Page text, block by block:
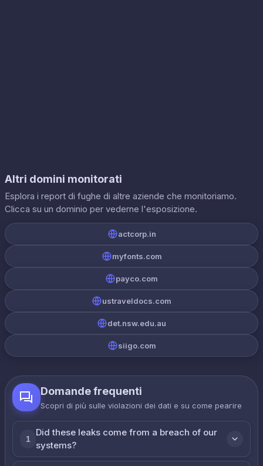
Altri domini monitorati
Esplora i report di fughe di altre aziende che monitoriamo.
Clicca su un dominio per vederne l'esposizione.
actcorp.in
myfonts.com
payco.com
ustraveldocs.com
det.nsw.edu.au
siigo.com
Domande frequenti
Scopri di più sulle violazioni dei dati e su come реагire
1
Did these leaks come from a breach of our
systems?